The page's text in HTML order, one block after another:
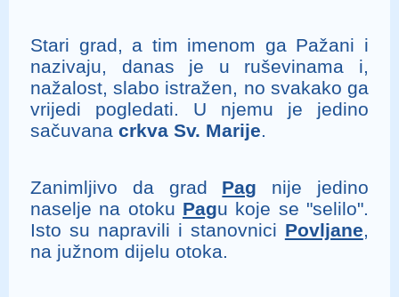
Stari grad, a tim imenom ga Pažani i
nazivaju, danas je u ruševinama i,
nažalost, slabo istražen, no svakako ga
vrijedi pogledati. U njemu je jedino
sačuvanacrkva Sv. Marije.
Zanimljivo da grad Pag nije jedino
naselje na otoku Pagu koje se "selilo".
Isto su napravili i stanovnici Povljane,
na južnom dijelu otoka.